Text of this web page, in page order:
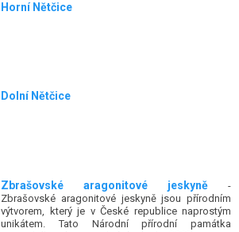
Horní Nětčice
Dolní Nětčice
Zbrašovské aragonitové jeskyně -
Zbrašovské aragonitové jeskyně jsou přírodním
výtvorem, který je v České republice naprostým
unikátem. Tato Národní přírodní památka